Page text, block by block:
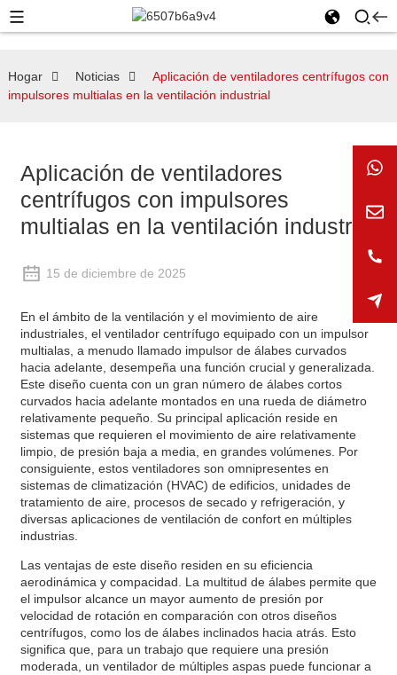
Hogar Noticias
Aplicación de ventiladores centrífugos con
impulsores multialas en la ventilación industrial
Aplicación de ventiladores
centrífugos con impulsores
multialas en la ventilación industrial
15 de diciembre de 2025
En el ámbito de la ventilación y el movimiento de aire
industriales, el ventilador centrífugo equipado con un impulsor
multialas, a menudo llamado impulsor de álabes curvados
hacia adelante, desempeña una función crucial y generalizada.
Este diseño cuenta con un gran número de álabes cortos
curvados hacia adelante montados en una rueda de diámetro
relativamente pequeño. Su principal aplicación reside en
sistemas que requieren el movimiento de aire relativamente
limpio, de presión baja a media, en grandes volúmenes. Por
consiguiente, estos ventiladores son omnipresentes en
sistemas de climatización (HVAC) de edificios, unidades de
tratamiento de aire, procesos de secado y refrigeración, y
diversas aplicaciones de ventilación de confort en múltiples
industrias.
Las ventajas de este diseño residen en su eficiencia
aerodinámica y compacidad. La multitud de álabes permite que
el impulsor alcance un mayor aumento de presión por
velocidad de rotación en comparación con otros diseños
centrífugos, como los de álabes inclinados hacia atrás. Esto
significa que, para un trabajo que requiere una presión
moderada, un ventilador de múltiples aspas puede funcionar a